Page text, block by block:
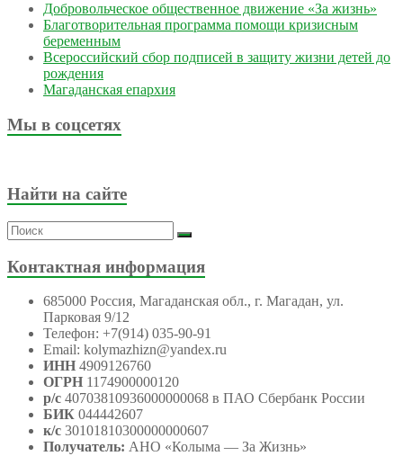
Добровольческое общественное движение «За жизнь»
Благотворительная программа помощи кризисным
беременным
Всероссийский сбор подписей в защиту жизни детей до
рождения
Магаданская епархия
Мы в соцсетях
Найти на сайте
Контактная информация
685000 Россия, Магаданская обл., г. Магадан, ул.
Парковая 9/12
Телефон: +7(914) 035-90-91
Email: kolymazhizn@yandex.ru
ИНН 4909126760
ОГРН 1174900000120
р/с 40703810936000000068 в ПАО Сбербанк России
БИК 044442607
к/с 30101810300000000607
Получатель: АНО «Колыма — За Жизнь»